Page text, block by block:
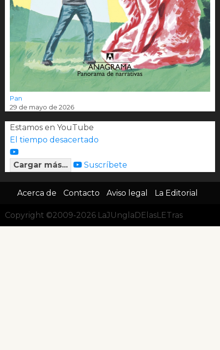
Pan
29 de mayo de 2026
Estamos en YouTube
El tiempo desacertado
Cargar más... Suscríbete
Acerca de Contacto Aviso legal La Editorial
Copyright ©2009-2026 LaJUnglaDElasLETras